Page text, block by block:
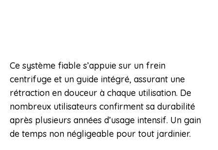
Ce système fiable s’appuie sur un frein
centrifuge et un guide intégré, assurant une
rétraction en douceur à chaque utilisation. De
nombreux utilisateurs confirment sa durabilité
après plusieurs années d’usage intensif. Un gain
de temps non négligeable pour tout jardinier.